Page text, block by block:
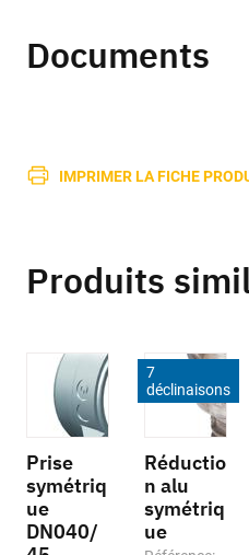
Documents
IMPRIMER LA FICHE
Produits
Prise
symétriq
ue
DN040/
7
déclinaisons
Réductio
n alu
symétriq
ue